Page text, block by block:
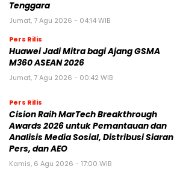
Tenggara
Jumat, 7 Agu 2026 - 04:14 WIB
Pers Rilis
Huawei Jadi Mitra bagi Ajang GSMA
M360 ASEAN 2026
Jumat, 7 Agu 2026 - 00:42 WIB
Pers Rilis
Cision Raih MarTech Breakthrough
Awards 2026 untuk Pemantauan dan
Analisis Media Sosial, Distribusi Siaran
Pers, dan AEO
Kamis, 6 Agu 2026 - 17:00 WIB